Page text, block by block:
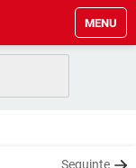
MENU
Seguinte